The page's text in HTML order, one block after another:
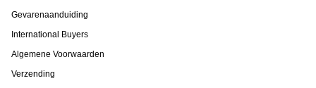
Gevarenaanduiding
International Buyers
Algemene Voorwaarden
Verzending